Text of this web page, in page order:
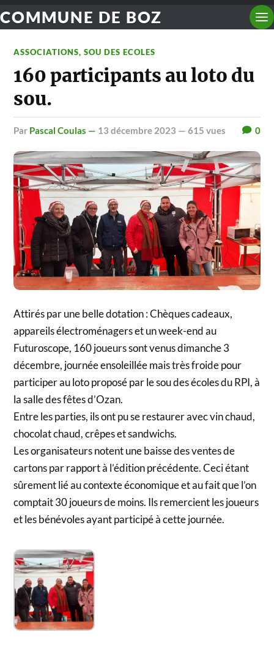
COMMUNE DE BOZ
ASSOCIATIONS,SOU DES ECOLES
160 participants au loto du
sou.
par Pascal Coulas — 13 décembre 2023 — 615 vues 0
Attirés par une belle dotation : Chèques cadeaux,
appareils électroménagers et un week-end au
Futuroscope, 160 joueurs sont venus dimanche 3
décembre, journée ensoleillée mais très froide pour
participer au loto proposé par le sou des écoles du RPI, à
la salle des fêtes d’Ozan.
Entre les parties, ils ont pu se restaurer avec vin chaud,
chocolat chaud, crêpes et sandwichs.
Les organisateurs notent une baisse des ventes de
cartons par rapport à l’édition précédente. Ceci étant
sûrement lié au contexte économique et au fait que l’on
comptait 30 joueurs de moins. Ils remercient les joueurs
et les bénévoles ayant participé à cette journée.